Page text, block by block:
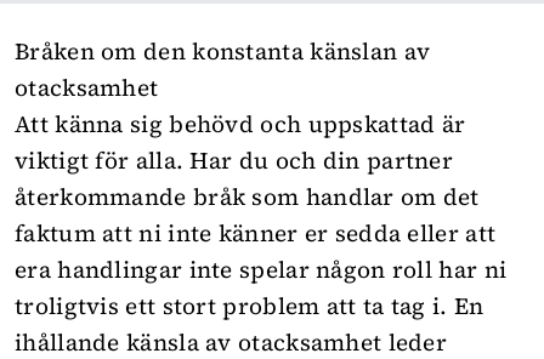
Bråken om den konstanta känslan av
otacksamhet
Att känna sig behövd och uppskattad är
viktigt för alla. Har du och din partner
återkommande bråk som handlar om det
faktum att ni inte känner er sedda eller att
era handlingar inte spelar någon roll har ni
troligtvis ett stort problem att ta tag i. En
ihållande känsla av otacksamhet leder